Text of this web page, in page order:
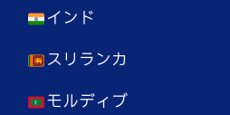
インド
スリランカ
モルディブ